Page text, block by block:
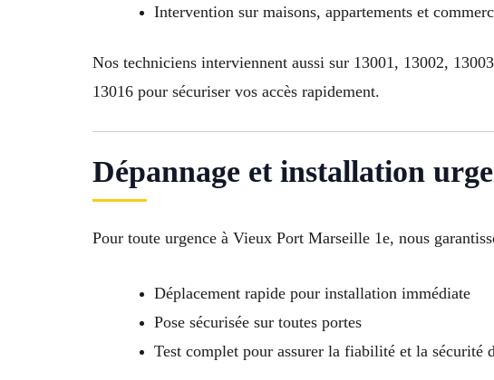
Intervention sur maisons, appartements et
Nos techniciens interviennent aussi sur 13001, 13002,
13016 pour sécuriser vos accès rapidement.
Dépannage et installation
Pour toute urgence à Vieux Port Marseille 1e, nous
Déplacement rapide pour installation immédiate
Pose sécurisée sur toutes portes
Test complet pour assurer la fiabilité et la sécurité